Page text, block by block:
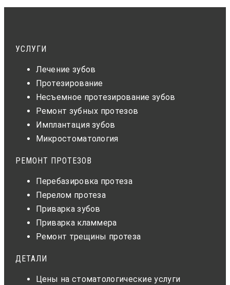
УСЛУГИ
Лечение зубов
Протезирование
Несъемное протезирование зубов
Ремонт зубных протезов
Имплантация зубов
Микростоматология
РЕМОНТ ПРОТЕЗОВ
Перебазировка протеза
Перелом протеза
Приварка зубов
Приварка кламмера
Ремонт трещины протеза
ДЕТАЛИ
Цены на стоматологические услуги